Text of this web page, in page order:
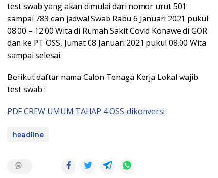
test swab yang akan dimulai dari nomor urut 501
sampai 783 dan jadwal Swab Rabu 6 Januari 2021 pukul
08.00 – 12.00 Wita di Rumah Sakit Covid Konawe di GOR
dan ke PT OSS, Jumat 08 Januari 2021 pukul 08.00 Wita
sampai selesai.
Berikut daftar nama Calon Tenaga Kerja Lokal wajib
test swab :
PDF CREW UMUM TAHAP 4 OSS-dikonversi
headline